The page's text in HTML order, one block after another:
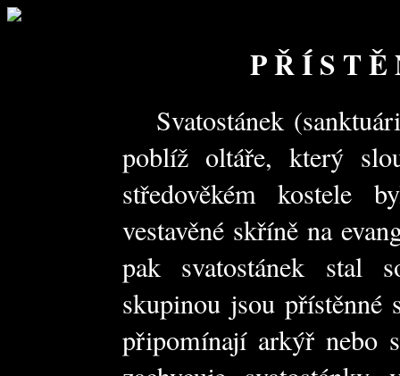
P Ř Í S T
Svatostánek
poblíž oltáře, který
středověkém kostele
vestavěné skříně na
pak svatostánek stal
skupinou jsou přístěnné
připomínají arkýř nebo